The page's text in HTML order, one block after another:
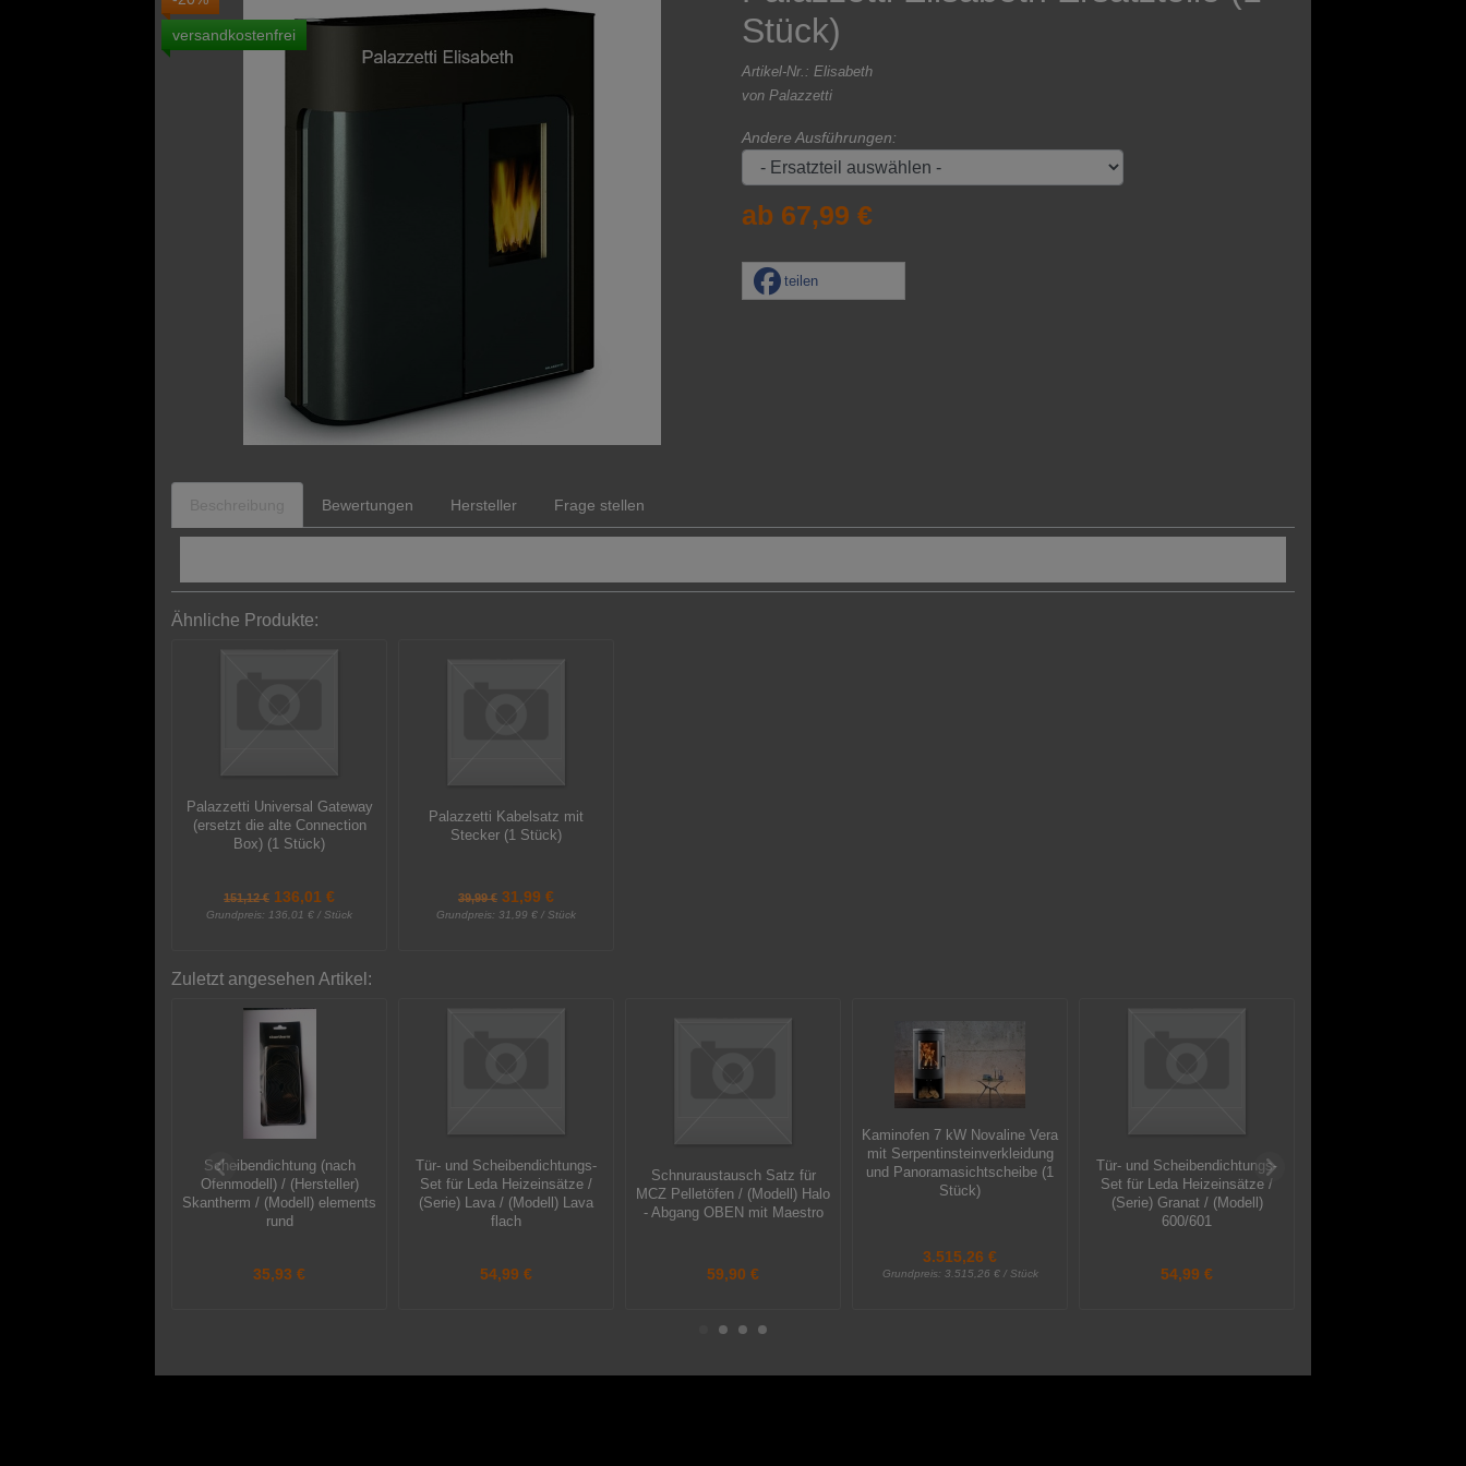
versandkostenfrei
Stück)
Artikel-Nr.: Elisabeth
von Palazzetti
Andere Ausführungen:
ab 67,99 €
teilen
Bewertungen Hersteller Frage stellen
Ähnliche Produkte:
Palazzetti Universal Gateway
(ersetzt die alte Connection
Box) (1 Stück)
151,12 € 136,01 €
Grundpreis: 136,01 € / Stück
Palazzetti Kabelsatz mit
Stecker (1 Stück)
39,99 € 31,99 €
Grundpreis: 31,99 € / Stück
Zuletzt angesehen Artikel:
Scheibendichtung (nach
Ofenmodell) / (Hersteller)
Skantherm / (Modell) elements
rund
35,93 €
Tür- und Scheibendichtungs-
Set für Leda Heizeinsätze /
(Serie) Lava / (Modell) Lava
flach
54,99 €
Schnuraustausch Satz für
MCZ Pelletöfen / (Modell) Halo
- Abgang OBEN mit Maestro
59,90 €
Kaminofen 7 kW Novaline Vera
mit Serpentinsteinverkleidung
und Panoramasichtscheibe (1
Stück)
3.515,26 €
Grundpreis: 3.515,26 € / Stück
Tür- und Scheibendichtungs-
Set für Leda Heizeinsätze /
(Serie) Granat / (Modell)
600/601
54,99 €